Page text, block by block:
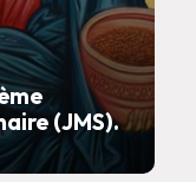
(JMS).